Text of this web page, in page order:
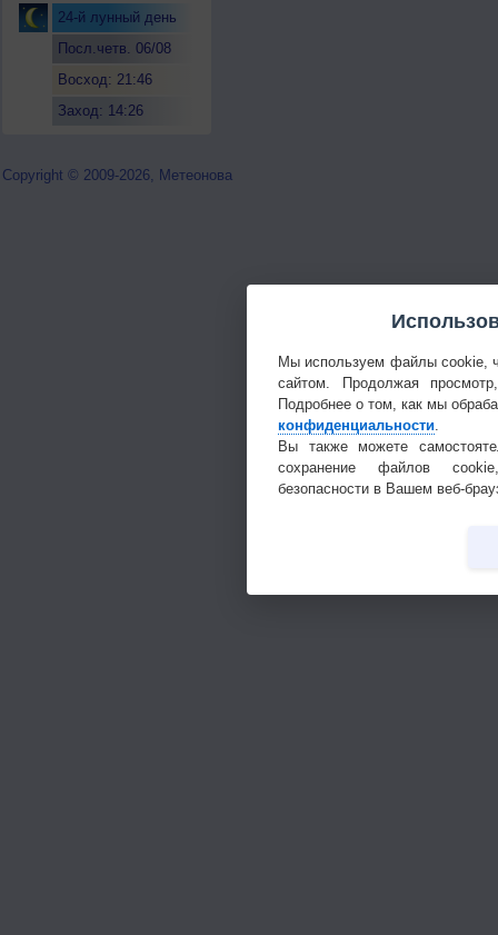
24-й лунный день
Посл.четв. 06/08
Восход: 21:46
Заход: 14:26
Copyright © 2009-2026, Метеонова
Мы используем файлы cookie,
сайтом. Продолжая
Подробнее о том, как мы
конфиденциальности
Вы также можете
сохранение файлов
безопасности в Вашем веб-